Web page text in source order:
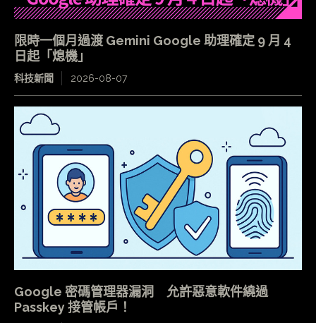
限時一個月過渡 Gemini Google 助理確定 9 月 4
日起「熄機」
科技新聞 2026-08-07
Google 密碼管理器漏洞 允許惡意軟件繞過
Passkey 接管帳戶！